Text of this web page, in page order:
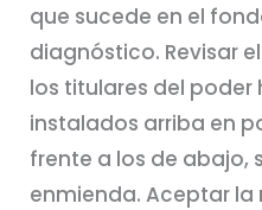
que sucede en el
diagnóstico. Revisar
los titulares del
instalados arriba en
frente a los de abajo,
enmienda. Aceptar